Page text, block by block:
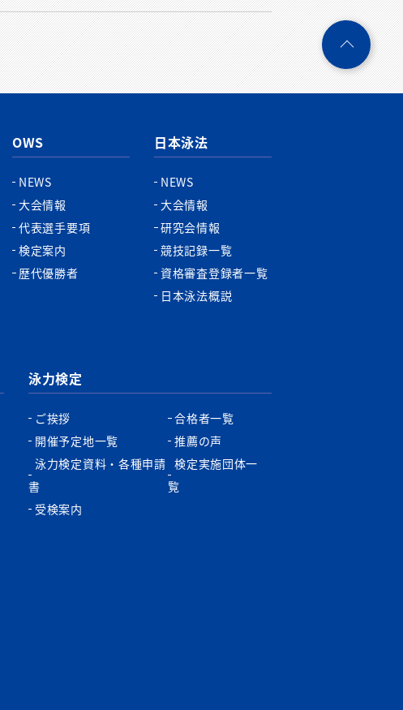
OWS
NEWS
大会情報
代表選手要項
検定案内
歴代優勝者
日本泳法
NEWS
大会情報
研究会情報
競技記録一覧
資格審査登録者一覧
日本泳法概説
泳力検定
ご挨拶
開催予定地一覧
泳力検定資料・各種申請
書
受検案内
合格者一覧
推薦の声
検定実施団体一
覧